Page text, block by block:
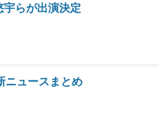
宇らが出演決定
ニュースまとめ